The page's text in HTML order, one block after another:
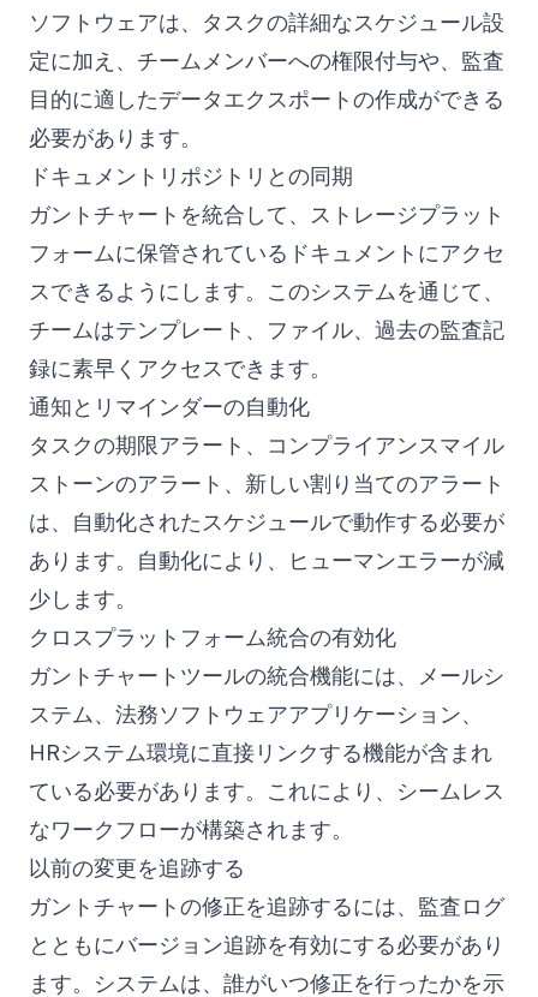
ソフトウェアは、タスクの詳細なスケジュール設
定に加え、チームメンバーへの権限付与や、監査
目的に適したデータエクスポートの作成ができる
必要があります。
ドキュメントリポジトリとの同期
ガントチャートを統合して、ストレージプラット
フォームに保管されているドキュメントにアクセ
スできるようにします。このシステムを通じて、
チームはテンプレート、ファイル、過去の監査記
録に素早くアクセスできます。
通知とリマインダーの自動化
タスクの期限アラート、コンプライアンスマイル
ストーンのアラート、新しい割り当てのアラート
は、自動化されたスケジュールで動作する必要が
あります。自動化により、ヒューマンエラーが減
少します。
クロスプラットフォーム統合の有効化
ガントチャートツールの統合機能には、メールシ
ステム、法務ソフトウェアアプリケーション、
HRシステム環境に直接リンクする機能が含まれ
ている必要があります。これにより、シームレス
なワークフローが構築されます。
以前の変更を追跡する
ガントチャートの修正を追跡するには、監査ログ
とともにバージョン追跡を有効にする必要があり
ます。システムは、誰がいつ修正を行ったかを示